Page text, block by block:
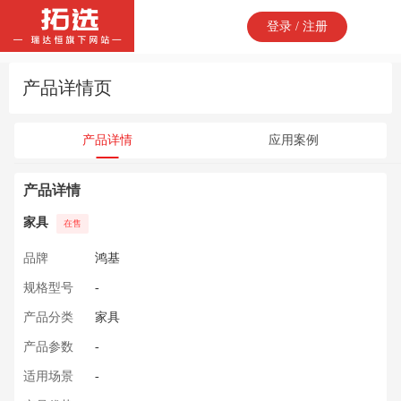
登录 / 注册
产品详情页
产品详情 应用案例
产品详情
家具 在售
品牌 鸿基
规格型号 -
产品分类 家具
产品参数 -
适用场景 -